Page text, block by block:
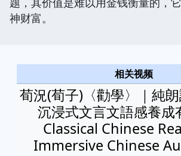
神财富。
相关视频
荀況(荀子)〈勸學〉｜純朗
沉浸式文言文語感養成
Classical Chinese
Immersive Chinese